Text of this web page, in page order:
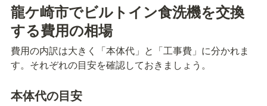
龍ケ崎市でビルトイン食洗機を交換
する費用の相場
費用の内訳は大きく「本体代」と「工事費」に分かれま
す。それぞれの目安を確認しておきましょう。
本体代の目安